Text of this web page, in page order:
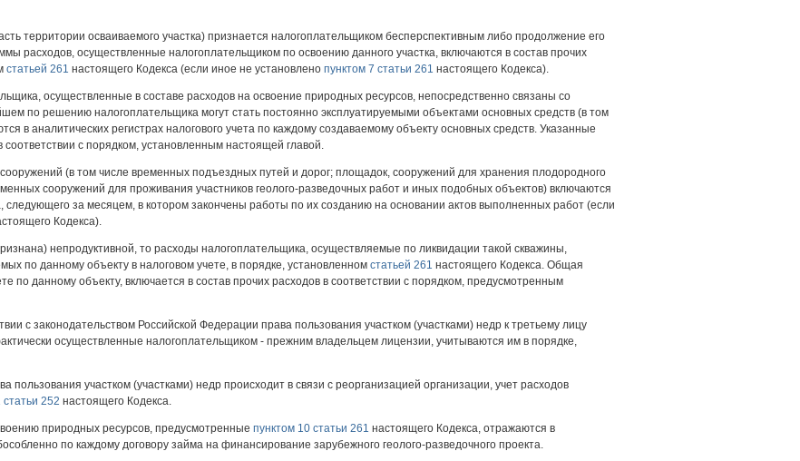
территории осваиваемого участка) признается налогоплательщиком бесперспективным либо продолжение его
расходов, осуществленные налогоплательщиком по освоению данного участка, включаются в состав прочих
статьей 261 настоящего Кодекса (если иное не установлено пунктом 7 статьи 261 настоящего Кодекса).
осуществленные в составе расходов на освоение природных ресурсов, непосредственно связаны со
по решению налогоплательщика могут стать постоянно эксплуатируемыми объектами основных средств (в том
в аналитических регистрах налогового учета по каждому создаваемому объекту основных средств. Указанные
с порядком, установленным настоящей главой.
(в том числе временных подъездных путей и дорог; площадок, сооружений для хранения плодородного
сооружений для проживания участников геолого-разведочных работ и иных подобных объектов) включаются
следующего за месяцем, в котором закончены работы по их созданию на основании актов выполненных работ (если
Кодекса).
непродуктивной, то расходы налогоплательщика, осуществляемые по ликвидации такой скважины,
по данному объекту в налоговом учете, в порядке, установленном статьей 261 настоящего Кодекса. Общая
по данному объекту, включается в состав прочих расходов в соответствии с порядком, предусмотренным
с законодательством Российской Федерации права пользования участком (участками) недр к третьему лицу
осуществленные налогоплательщиком - прежним владельцем лицензии, учитываются им в порядке,
пользования участком (участками) недр происходит в связи с реорганизацией организации, учет расходов
252 настоящего Кодекса.
природных ресурсов, предусмотренные пунктом 10 статьи 261 настоящего Кодекса, отражаются в
по каждому договору займа на финансирование зарубежного геолого-разведочного проекта.